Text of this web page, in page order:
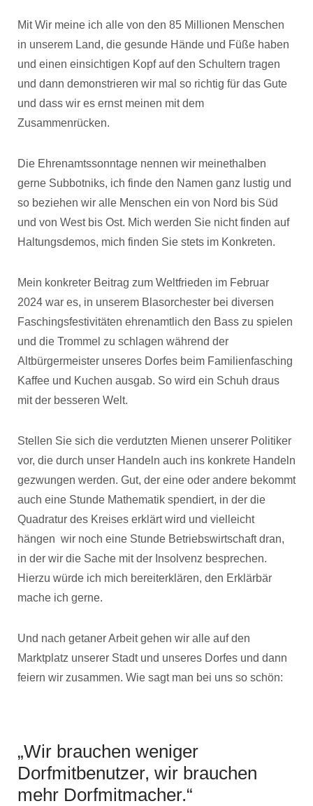
Mit Wir meine ich alle von den 85 Millionen Menschen
in unserem Land, die gesunde Hände und Füße haben
und einen einsichtigen Kopf auf den Schultern tragen
und dann demonstrieren wir mal so richtig für das Gute
und dass wir es ernst meinen mit dem
Zusammenrücken.
Die Ehrenamtssonntage nennen wir meinethalben
gerne Subbotniks, ich finde den Namen ganz lustig und
so beziehen wir alle Menschen ein von Nord bis Süd
und von West bis Ost. Mich werden Sie nicht finden auf
Haltungsdemos, mich finden Sie stets im Konkreten.
Mein konkreter Beitrag zum Weltfrieden im Februar
2024 war es, in unserem Blasorchester bei diversen
Faschingsfestivitäten ehrenamtlich den Bass zu spielen
und die Trommel zu schlagen während der
Altbürgermeister unseres Dorfes beim Familienfasching
Kaffee und Kuchen ausgab. So wird ein Schuh draus
mit der besseren Welt.
Stellen Sie sich die verdutzten Mienen unserer Politiker
vor, die durch unser Handeln auch ins konkrete Handeln
gezwungen werden. Gut, der eine oder andere bekommt
auch eine Stunde Mathematik spendiert, in der die
Quadratur des Kreises erklärt wird und vielleicht
hängen wir noch eine Stunde Betriebswirtschaft dran,
in der wir die Sache mit der Insolvenz besprechen.
Hierzu würde ich mich bereiterklären, den Erklärbär
mache ich gerne.
Und nach getaner Arbeit gehen wir alle auf den
Marktplatz unserer Stadt und unseres Dorfes und dann
feiern wir zusammen. Wie sagt man bei uns so schön:
„Wir brauchen weniger
Dorfmitbenutzer, wir brauchen
mehr Dorfmitmacher.“